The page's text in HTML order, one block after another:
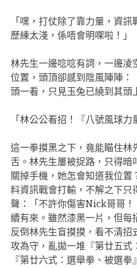
「嘿，打仗除了靠力量，資
歷練太淺，係唔會明㗎啦！」
林先生一邊唸唸有詞，一邊
位置，頭頂卻感到陰風陣陣
頭一看，只見玉兔已繞到其頭
「林公公看招！『八號風球力
這一拳摸黑之下，竟能瞄住林
舌。林先生屢被捉路，只得
關掉手機，她怎會知道我位
料資訊戰會打輸，不解之下
聲：「不許你傷害Nick哥哥
續有來。雖然漆黑一片，但每
反倒林先生盲摸摸，看不清
攻為守，亂拋一堆『第廿五式
『第廿六式：選舉拳、被選